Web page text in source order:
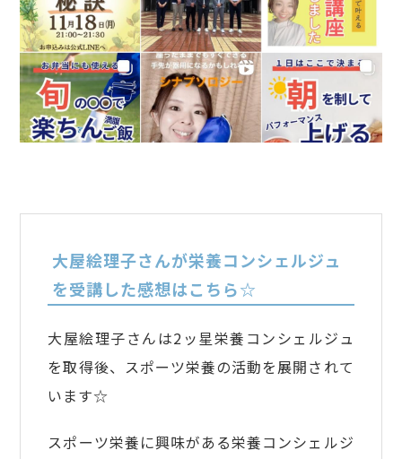
大屋絵理子さんが栄養コンシェルジュ
を受講した感想はこちら☆
大屋絵理子さんは2ッ星栄養コンシェルジュ
を取得後、スポーツ栄養の活動を展開されて
います☆
スポーツ栄養に興味がある栄養コンシェルジ